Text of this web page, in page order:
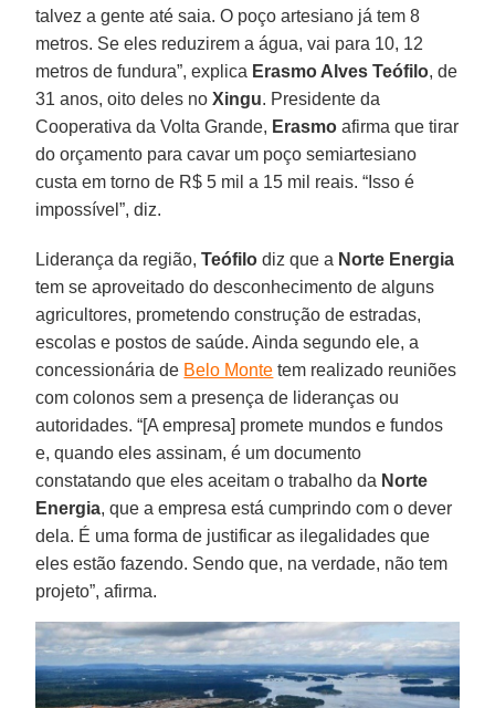
talvez a gente até saia. O poço artesiano já tem 8
metros. Se eles reduzirem a água, vai para 10, 12
metros de fundura”, explica Erasmo Alves Teófilo, de
31 anos, oito deles noXingu. Presidente da
Cooperativa da Volta Grande, Erasmo afirma que tirar
do orçamento para cavar um poço semiartesiano
custa em torno de R$ 5 mil a 15 mil reais. “Isso é
impossível”, diz.
Liderança da região,Teófilo diz que a Norte Energia
tem se aproveitado do desconhecimento de alguns
agricultores, prometendo construção de estradas,
escolas e postos de saúde. Ainda segundo ele, a
concessionária de Belo Monte tem realizado reuniões
com colonos sem a presença de lideranças ou
autoridades. “[A empresa] promete mundos e fundos
e, quando eles assinam, é um documento
constatando que eles aceitam o trabalho da Norte
Energia, que a empresa está cumprindo com o dever
dela. É uma forma de justificar as ilegalidades que
eles estão fazendo. Sendo que, na verdade, não tem
projeto”, afirma.